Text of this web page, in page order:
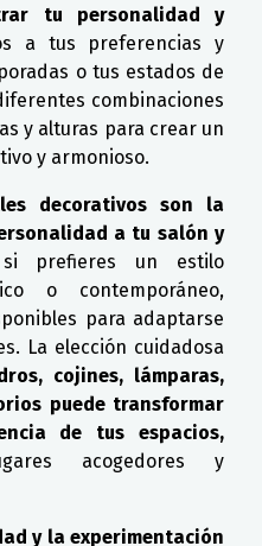
tu personalidad y
a tus preferencias y
o tus estados de
combinaciones
y alturas para crear un
y armonioso.
decorativos son la
a tu salón y
prefieres un estilo
o contemporáneo,
para adaptarse
La elección cuidadosa
cojines, lámparas,
puede transformar
de tus espacios,
acogedores y
y la experimentación